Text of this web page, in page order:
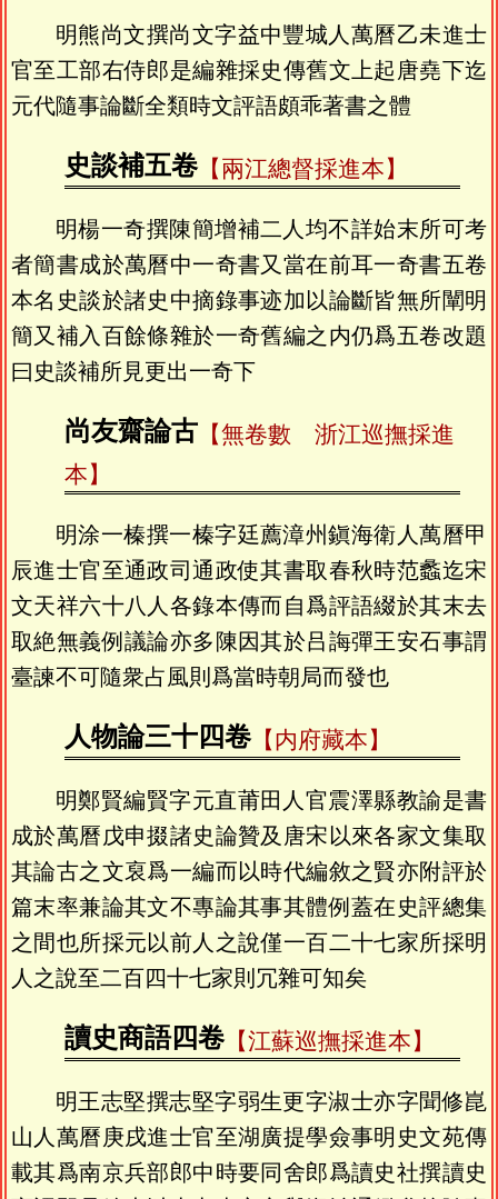
明熊尚文撰尚文字益中豐城人萬曆乙未進士
官至工部右侍郎是編雜採史傳舊文上起唐堯下迄
元代隨事論斷全類時文評語頗乖著書之體
史談補五卷【兩江總督採進本】
明楊一奇撰陳簡增補二人均不詳始末所可考
者簡書成於萬曆中一奇書又當在前耳一奇書五卷
本名史談於諸史中摘錄事迹加以論斷皆無所闡明
簡又補入百餘條雜於一奇舊編之内仍爲五卷改題
曰史談補所見更出一奇下
尚友齋論古 【無卷數 浙江巡撫採進
本】
明涂一榛撰一榛字廷薦漳州鎭海衛人萬曆甲
辰進士官至通政司通政使其書取春秋時范蠡迄宋
文天祥六十八人各錄本傳而自爲評語綴於其末去
取絶無義例議論亦多陳因其於吕誨彈王安石事謂
臺諫不可隨衆占風則爲當時朝局而發也
人物論三十四卷【内府藏本】
明鄭賢編賢字元直莆田人官震澤縣教諭是書
成於萬曆戊申掇諸史論贊及唐宋以來各家文集取
其論古之文裒爲一編而以時代編敘之賢亦附評於
篇末率兼論其文不專論其事其體例蓋在史評總集
之間也所採元以前人之說僅一百二十七家所採明
人之說至二百四十七家則冗雜可知矣
讀史商語四卷【江蘇巡撫採進本】
明王志堅撰志堅字弱生更字淑士亦字聞修崑
山人萬曆庚戌進士官至湖廣提學僉事明史文苑傳
載其爲南京兵部郎中時要同舍郎爲讀史社撰讀史